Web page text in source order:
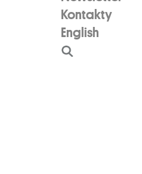
Kontakty
English